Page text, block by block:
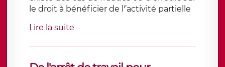
le droit à bénéficier de l'’activité partielle
Lire la suite